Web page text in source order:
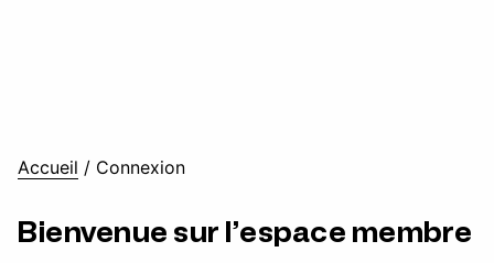
Accueil / Connexion
Bienvenue sur l’espace membre